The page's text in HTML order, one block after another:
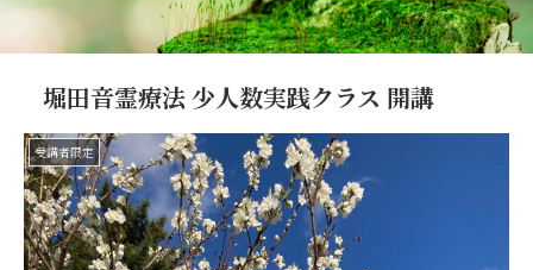
堀田音霊療法 少人数実践クラス 開講
受講者限定